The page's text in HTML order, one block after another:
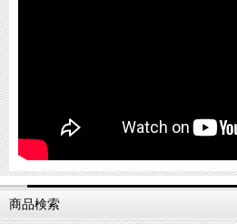
商品検索